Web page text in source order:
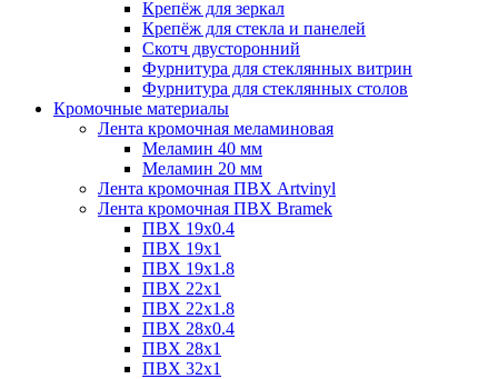
Крепёж для зеркал
Крепёж для стекла и панелей
Скотч двусторонний
Фурнитура для стеклянных витрин
Фурнитура для стеклянных столов
Кромочные материалы
Лента кромочная меламиновая
Меламин 40 мм
Меламин 20 мм
Лента кромочная ПВХ Artvinyl
Лента кромочная ПВХ Bramek
ПВХ 19x0.4
ПВХ 19х1
ПВХ 19х1.8
ПВХ 22х1
ПВХ 22х1.8
ПВХ 28х0.4
ПВХ 28х1
ПВХ 32x1